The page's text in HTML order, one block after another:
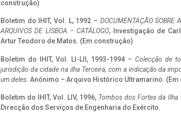
construção)
Boletim do IHIT, Vol. L, 1992 – DOCUMENTAÇÃO SOBRE
ARQUIVOS DE LISBOA – CATÁLOGO, Investigação de
Artur Teodoro de Matos. (Em construção)
Boletim do IHIT, Vol. LI-LII, 1993-1994 – Colecção de
jurisdição da cidade na ilha Terceira, com a indicação da
um deles. Anónimo – Arquivo Histórico Ultramarino.
Boletim do IHIT, Vol. LIV, 1996, Tombos dos Fortes da Ilha
Direcção dos Serviços de Engenharia do Exército.